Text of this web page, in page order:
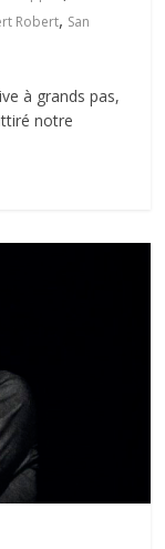
Robert, San
à grands pas,
notre